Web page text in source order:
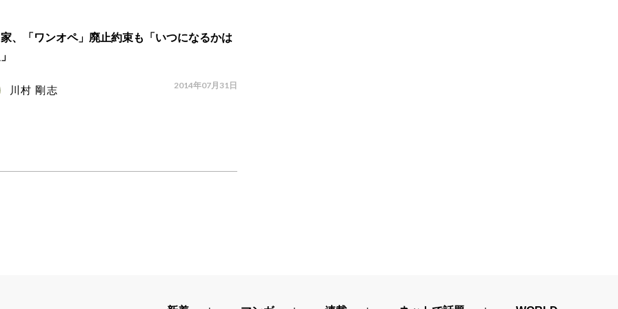
、「ワンオペ」廃止約束も「いつになるかは
川村 剛志 2014年07月31日